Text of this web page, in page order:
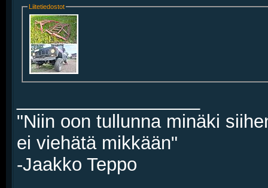
Liitetiedostot
"Niin oon tullunna minäki
ei viehätä mikkään"
-Jaakko Teppo